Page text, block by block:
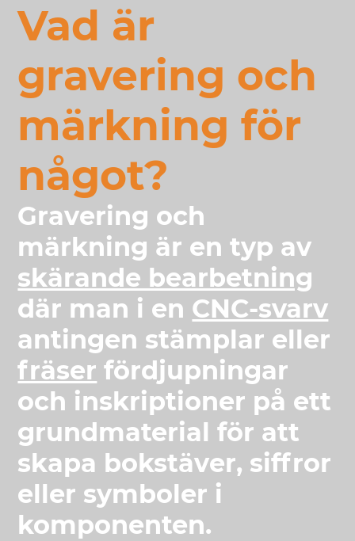
Vad är
gravering och
märkning för
något?
Gravering och
märkning är en typ av
skärande bearbetning
där man i en CNC-svarv
antingen stämplar eller
fräser fördjupningar
och inskriptioner på ett
grundmaterial för att
skapa bokstäver, siffror
eller symboler i
komponenten.